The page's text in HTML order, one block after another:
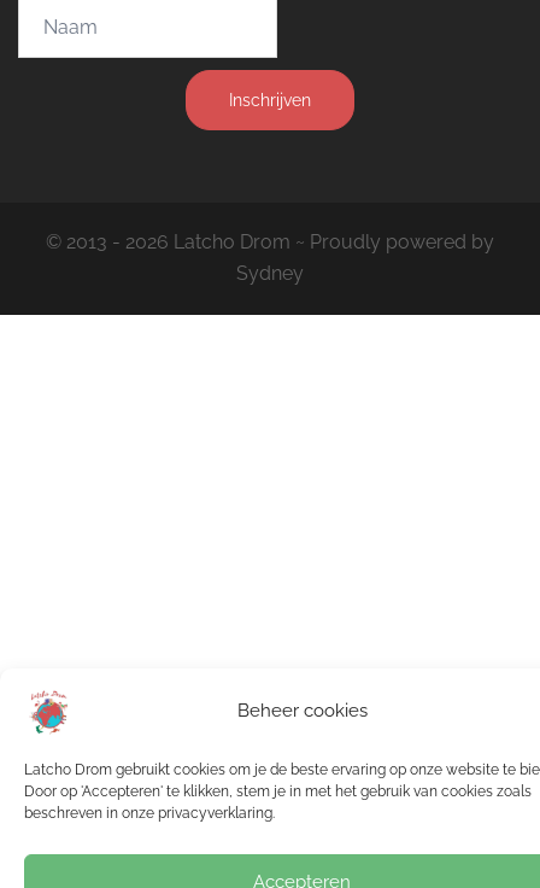
Beheer cookies
Latcho Drom gebruikt cookies om je de beste ervaring op onze website te
Door op 'Accepteren' te klikken, stem je in met het gebruik van cookies zoals
beschreven in onze privacyverklaring.
Accepteren
Inschrijven
© 2013 - 2026 Latcho Drom ~ Proudly powered by
Sydney